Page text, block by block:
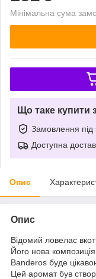
Мінімальна сума
Що таке купити
Замовлення під
Доступна
Опис
Опис
Відомий ловелас
Його нова
Banderos буде
Цей аромат був